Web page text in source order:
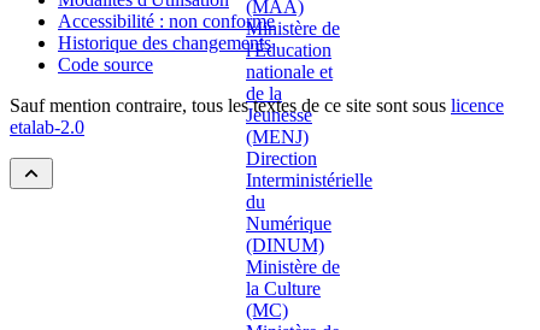
Accessibilité : non conforme
Historique des changements
Code source
Sauf mention contraire, tous les textes de ce site sont sous licence
etalab-2.0